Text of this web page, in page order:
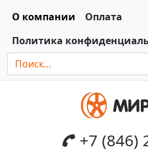
О компании
Оплата
Политика
+7 (846)